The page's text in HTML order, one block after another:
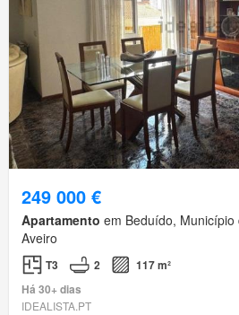
249 000 €
Apartamento em Beduído,
Aveiro
T3 2
117 m²
Há 30+ dias
IDEALISTA.PT